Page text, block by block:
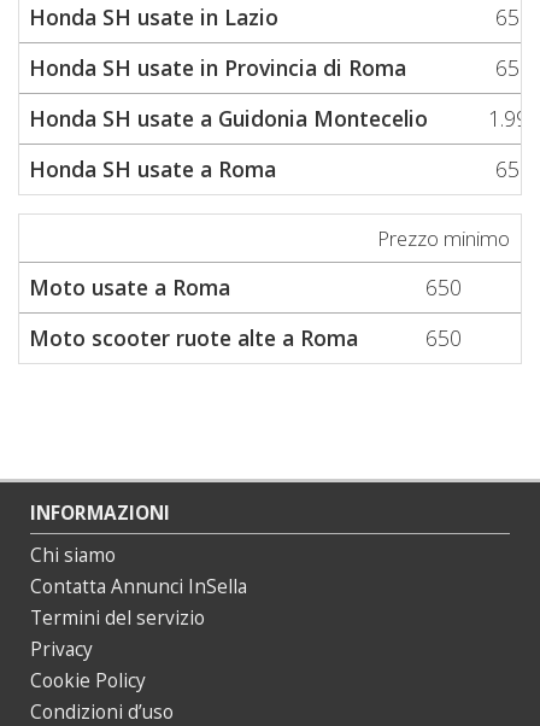
Honda SH usate in Lazio
650
Honda SH usate in Provincia di Roma
650
Honda SH usate a Guidonia Montecelio
1.999
Honda SH usate a Roma
650
Prezzo minimo
Moto usate a Roma
650
Moto scooter ruote alte a Roma
650
INFORMAZIONI
Chi siamo
Contatta Annunci InSella
Termini del servizio
Privacy
Cookie Policy
Condizioni d’uso